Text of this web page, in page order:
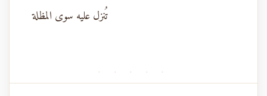
تُنزل عليه سوى المظلة
· · · · ·